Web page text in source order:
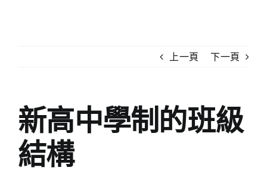
上一頁 下一頁
新高中學制的班級
結構